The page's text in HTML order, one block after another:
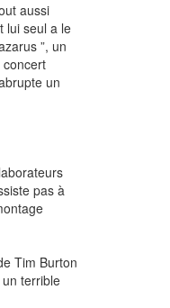
aussi
lui seul a le
”, un
un
pas à
Tim Burton
terrible